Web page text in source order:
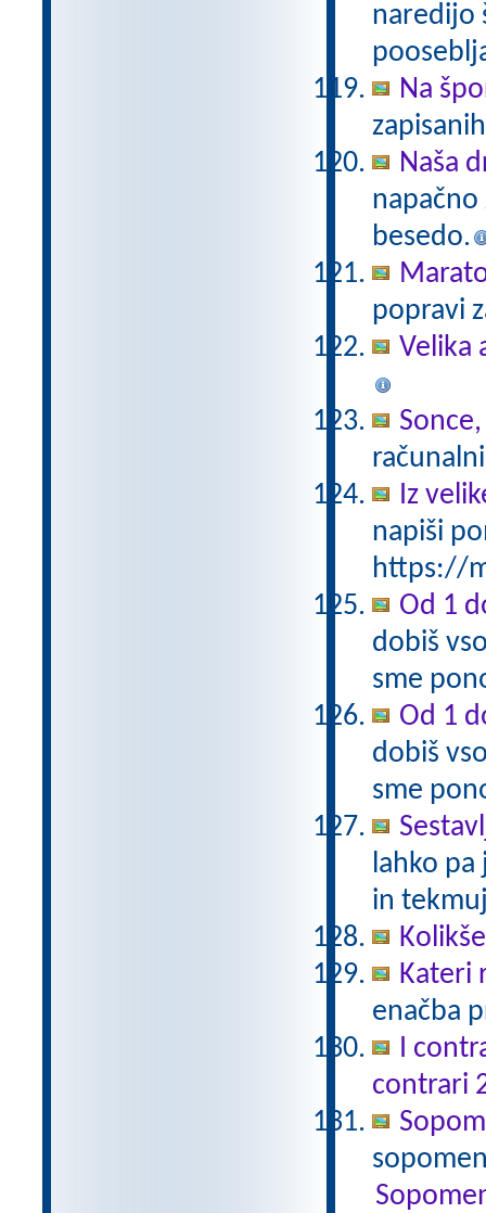
naredijo
Na
Naša
besedo.
popravi
Velika
Iz
napiši
https://
Od 1
dobiš
sme
Od 1
dobiš
sme
lahko
in
Kateri
enačba
I
contrari